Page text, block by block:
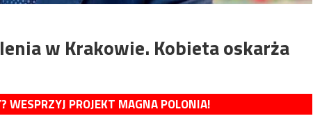
w Krakowie. Kobieta oskarża
WESPRZYJ PROJEKT MAGNA POLONIA!